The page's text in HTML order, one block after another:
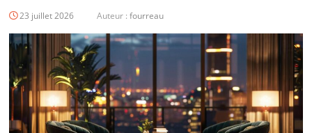
23 juillet 2026 Auteur :fourreau